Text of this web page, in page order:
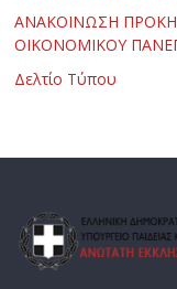
ΑΝΑΚΟΙΝΩΣΗ
ΟΙΚΟΝΟΜΙΚΟΥ
Δελτίο Τύπου